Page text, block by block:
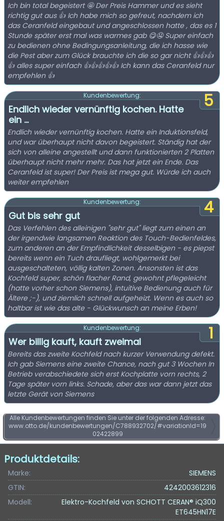
Ich bin total begeistert 🤩 Der Preis Hammer und es sieht
richtig gut aus 👍 Ich habe mich so gefreut, nachdem ich
das Ceranfeld eingebaut und angeschlossen hatte , das es 1
Stunde später erst mal was warmes gab 😋🤤 Super einfach
zu bedienen ohne Bedingungsanleitung, die ich hasse wie
die Pest aber zum Glück brauchte ich die so gar nicht 👍👍👍
👍 alles super einfach 👍👍👍👍👍 Ich kann das Ceranfeld nur
empfehlen 👍
5
Kundenbewertung:
Endlich wieder vernünftig kochen. Hatte
ein ...
Endlich wieder vernünftig kochen. Hatte ein Induktionsfeld,
und war überhaupt nicht davon begeistert. Ständig hat der
sich von alleine angestellt und dann funktionierten 2 Platten
überhaupt nicht mehr mehr. Das hat jetzt ein Ende. Das
Ceranfeld ist super! Der Preis ist mega gut. Würde ich auch
weiter empfehlen
4
Kundenbewertung:
Gut bis sehr gut
Das Verfehlen des alleinigen "sehr gut" liegt zum einen an
der irgendwie langsamen Reaktion des Touch-Bedienfeldes,
zum anderen an der Empfindlichkeit desselbigen - es piepst
bereits wenn ein Tuch draufliegt, wohlgemerkt bei
ausgeschalteten, völlig kalten Zonen. Ansonsten ist das
Kochfeld super, schön flacher Rand, gewohnt pflegeleicht
(hatte vorher schon Siemens), intuitive Bedienung auch für
Ältere ;-), und ziemlich schnell aufgeheizt. Wenn es auch so
haltbar ist wie das alte - Glückwunsch an meine Erben!
1
Kundenbewertung:
Wer billig kauft, kauft zweimal
Bereits das zweite Kochfeld nach kurzer Verwendung defekt.
Ich gab Siemens eine zweite Chance, nach gut 3 Wochen In
Betrieb verabschiedete sich erst Kochplatte vorn rechts, 2
Tage später vorn links. Schade, aber das war dann jetzt das
letzte Gerät von Siemens
Alle Kundenbewertungen finden Sie unter der folgenden Adresse:
www.otto.de/kundenbewertungen/C788932702/#variationId=19
02422899
Produktdetails:
Marke:
SIEMENS
GTIN:
4242003612316
Modell:
Elektro-Kochfeld von SCHOTT CERAN® iQ300
ET645HN17E